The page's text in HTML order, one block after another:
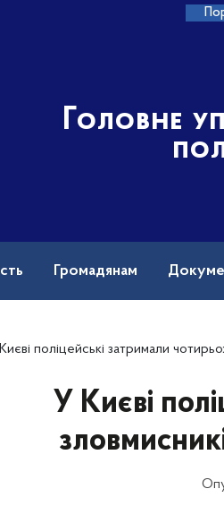
Головне
Громадянам
поліцейські затримали чотирьох зловмисників за викрадення
У Києві